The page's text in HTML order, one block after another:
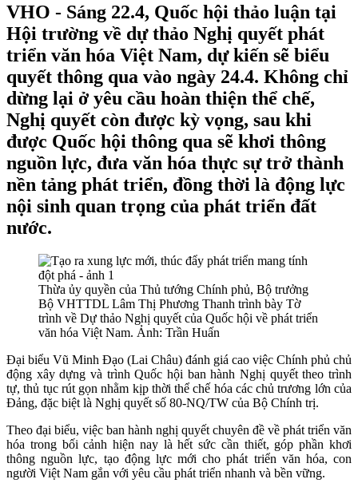
VHO - Sáng 22.4, Quốc hội thảo luận tại
Hội trường về dự thảo Nghị quyết phát
triển văn hóa Việt Nam, dự kiến sẽ biểu
quyết thông qua vào ngày 24.4. Không chỉ
dừng lại ở yêu cầu hoàn thiện thể chế,
Nghị quyết còn được kỳ vọng, sau khi
được Quốc hội thông qua sẽ khơi thông
nguồn lực, đưa văn hóa thực sự trở thành
nền tảng phát triển, đồng thời là động lực
nội sinh quan trọng của phát triển đất
nước.
Thừa ủy quyền của Thủ tướng Chính phủ, Bộ trưởng
Bộ VHTTDL Lâm Thị Phương Thanh trình bày Tờ
trình về Dự thảo Nghị quyết của Quốc hội về phát triển
văn hóa Việt Nam. Ảnh: Trần Huấn
Đại biểu Vũ Minh Đạo (Lai Châu) đánh giá cao việc Chính phủ chủ
động xây dựng và trình Quốc hội ban hành Nghị quyết theo trình
tự, thủ tục rút gọn nhằm kịp thời thể chế hóa các chủ trương lớn của
Đảng, đặc biệt là Nghị quyết số 80-NQ/TW của Bộ Chính trị.
Theo đại biểu, việc ban hành nghị quyết chuyên đề về phát triển văn
hóa trong bối cảnh hiện nay là hết sức cần thiết, góp phần khơi
thông nguồn lực, tạo động lực mới cho phát triển văn hóa, con
người Việt Nam gắn với yêu cầu phát triển nhanh và bền vững.